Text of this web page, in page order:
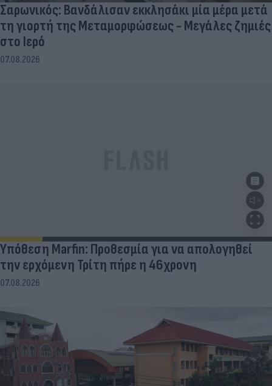
Σαρωνικός: Βανδάλισαν εκκλησάκι μία μέρα μετά
τη γιορτή της Μεταμορφώσεως - Μεγάλες ζημιές
στο Ιερό
07.08.2026
Υπόθεση Marfin: Προθεσμία για να απολογηθεί
την ερχόμενη Τρίτη πήρε η 46χρονη
07.08.2026